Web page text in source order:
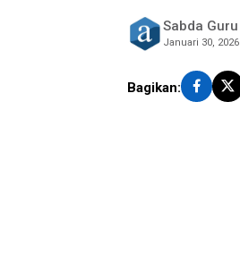
Sabda Guru
Januari 30, 2026
Bagikan: